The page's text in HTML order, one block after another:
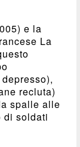
e la
La
recluta)
spalle alle
di soldati